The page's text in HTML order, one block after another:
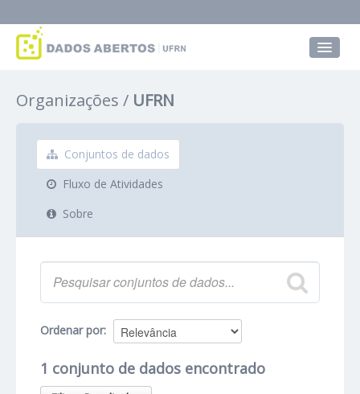
Grupos
Sobre
Organizações UFRN
Conjuntos de dados
Fluxo de Atividades
Sobre
Ordenar por
1 conjunto de dados encontrado